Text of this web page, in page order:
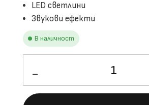
LED светлини
Звукови ефекти
В наличност
Детски
Електрически